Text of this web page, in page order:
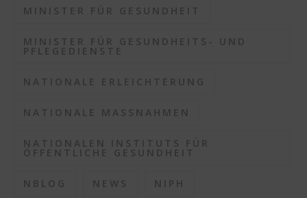
MINISTER FÜR GESUNDHEIT
MINISTER FÜR GESUNDHEITS- UND
PFLEGEDIENSTE
NATIONALE ERLEICHTERUNG
NATIONALE MASSNAHMEN
NATIONALEN INSTITUTS FÜR
ÖFFENTLICHE GESUNDHEIT
NBLOG NEWS NIPH